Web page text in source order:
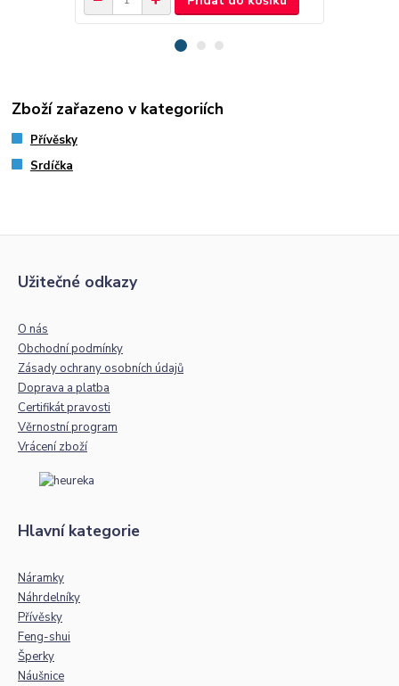
Zboží zařazeno v kategoriích
Přívěsky
Srdíčka
Užitečné odkazy
O nás
Obchodní podmínky
Zásady ochrany osobních údajů
Doprava a platba
Certifikát pravosti
Věrnostní program
Vrácení zboží
Hlavní kategorie
Náramky
Náhrdelníky
Přívěsky
Feng-shui
Šperky
Náušnice